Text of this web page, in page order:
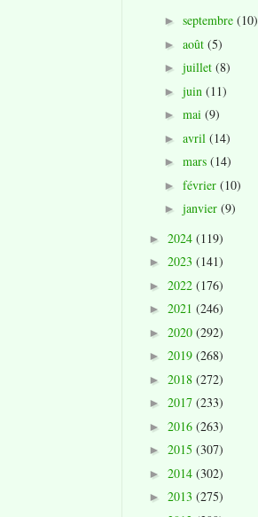
► septembre (10)
► août (5)
► juillet (8)
► juin (11)
► mai (9)
► avril (14)
► mars (14)
► février (10)
► janvier (9)
► 2024 (119)
► 2023 (141)
► 2022 (176)
► 2021 (246)
► 2020 (292)
► 2019 (268)
► 2018 (272)
► 2017 (233)
► 2016 (263)
► 2015 (307)
► 2014 (302)
► 2013 (275)